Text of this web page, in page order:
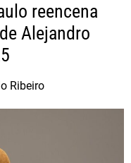
reencena
Alejandro
Ribeiro